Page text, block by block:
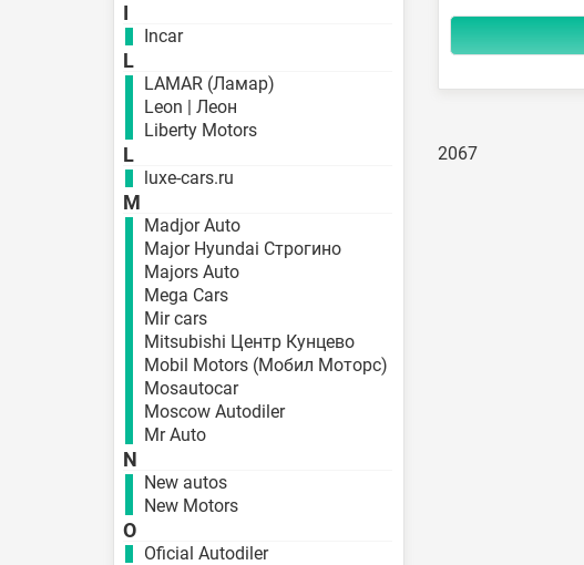
I
Incar
L
LAMAR (Ламар)
Leon | Леон
Liberty Motors
L
luxe-cars.ru
M
Madjor Auto
Major Hyundai Строгино
Majors Auto
Mega Cars
Mir cars
Mitsubishi Центр Кунцево
Mobil Motors (Мобил Моторс)
Mosautocar
Moscow Autodiler
Mr Auto
N
New autos
New Motors
O
Oficial Autodiler
2067